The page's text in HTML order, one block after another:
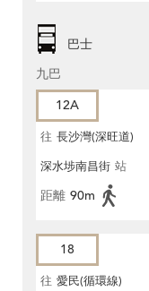
巴士
九巴
12A
往 長沙灣(深旺道)
深水埗南昌街 站
距離 90m
18
往 愛民(循環線)